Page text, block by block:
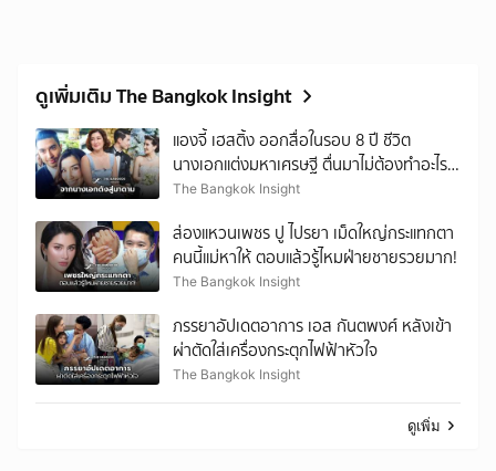
ดูเพิ่มเติม The Bangkok Insight
แองจี้ เฮสติ้ง ออกสื่อในรอบ 8 ปี ชีวิต
นางเอกแต่งมหาเศรษฐี ตื่นมาไม่ต้องทำอะไร
เลย
The Bangkok Insight
ส่องแหวนเพชร ปู ไปรยา เม็ดใหญ่กระแทกตา
คนนี้แม่หาให้ ตอบแล้วรู้ไหมฝ่ายชายรวยมาก!
The Bangkok Insight
ภรรยาอัปเดตอาการ เอส กันตพงศ์ หลังเข้า
ผ่าตัดใส่เครื่องกระตุกไฟฟ้าหัวใจ
The Bangkok Insight
ดูเพิ่ม